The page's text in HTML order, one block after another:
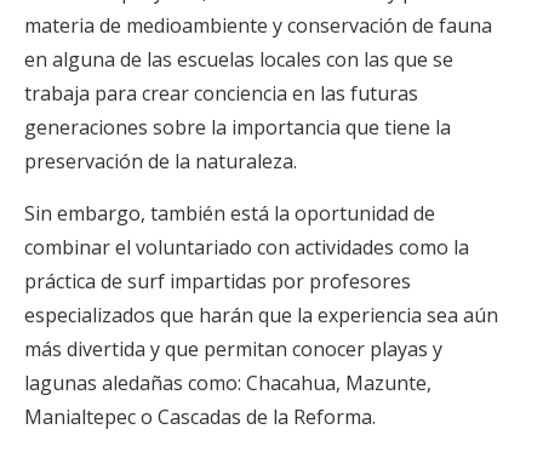
materia de medioambiente y conservación de fauna
en alguna de las escuelas locales con las que se
trabaja para crear conciencia en las futuras
generaciones sobre la importancia que tiene la
preservación de la naturaleza.
Sin embargo, también está la oportunidad de
combinar el voluntariado con actividades como la
práctica de surf impartidas por profesores
especializados que harán que la experiencia sea aún
más divertida y que permitan conocer playas y
lagunas aledañas como: Chacahua, Mazunte,
Manialtepec o Cascadas de la Reforma.